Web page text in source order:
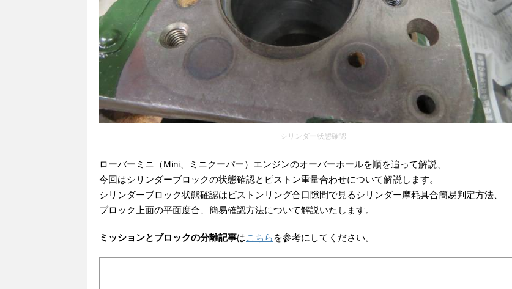
シリンダー状態確認
ローバーミニ（Mini、ミニクーパー）エンジンのオーバーホールを順を追って解説、
今回はシリンダーブロックの状態確認とピストン重量合わせについて解説します。
シリンダーブロック状態確認はピストンリング合口隙間で見るシリンダー摩耗具合簡易判定方法、
ブロック上面の平面度合、簡易確認方法について解説いたします。
ミッションとブロックの分離記事はこちら を参考にしてください。